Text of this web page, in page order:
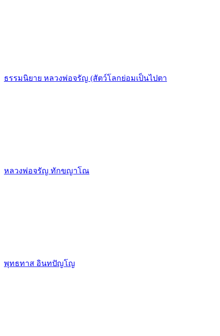
ธรรมนิยาย หลวงพ่อจรัญ (สัตว์โลกย่อมเป็นไปตา
หลวงพ่อจรัญ ทักขญาโณ
พุทธทาส อินทปัญโญ